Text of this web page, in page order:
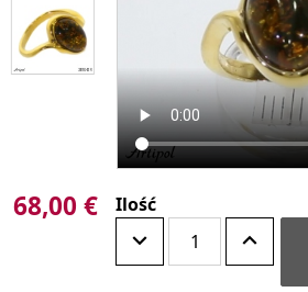
68,00 € Ilość